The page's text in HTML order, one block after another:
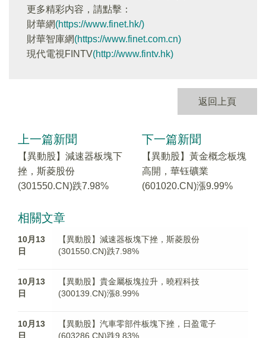
更多精彩内容，請點擊：
財華網(https://www.finet.hk/)
財華智庫網(https://www.finet.com.cn)
現代電視FINTV(http://www.fintv.hk)
返回上頁
上一篇新聞
【異動股】減速器板塊下
挫，斯菱股份
(301550.CN)跌7.98%
下一篇新聞
【異動股】黃金概念板塊
高開，華钰礦業
(601020.CN)漲9.99%
相關文章
10月13
日
【異動股】減速器板塊下挫，斯菱股份
(301550.CN)跌7.98%
10月13
日
【異動股】貴金屬板塊拉升，曉程科技
(300139.CN)漲8.99%
10月13
日
【異動股】汽車零部件板塊下挫，日盈電子
(603286.CN)跌9.83%